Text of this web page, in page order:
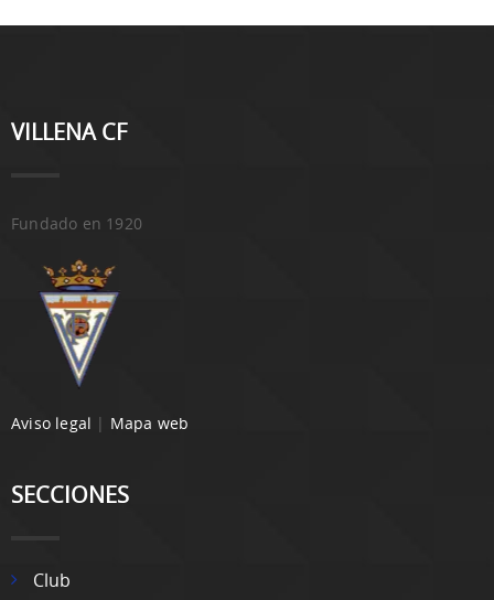
VILLENA CF
Fundado en 1920
Aviso legal | Mapa web
SECCIONES
Club